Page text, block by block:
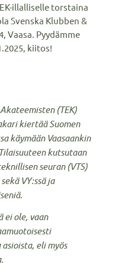
illalliselle torstaina
Svenska Klubben &
Vaasa. Pyydämme
kiitos!
(TEK)
kiertää Suomen
käymään Vaasaankin
kutsutaan
seuran (VTS)
VY:ssä ja
ei ole, vaan
eli myös